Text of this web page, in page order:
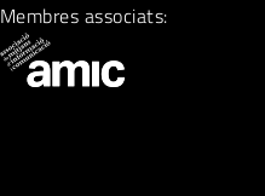
Membres associats: